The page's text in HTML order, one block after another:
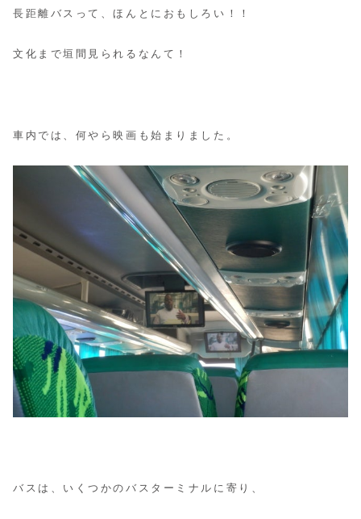
長距離バスって、ほんとにおもしろい！！
文化まで垣間見られるなんて！
車内では、何やら映画も始まりました。
バスは、いくつかのバスターミナルに寄り、